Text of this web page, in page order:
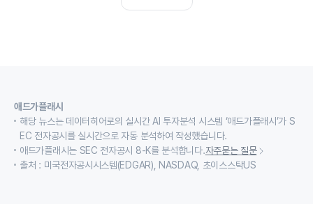
애드가플래시
해당 뉴스는 데이터히어로의 실시간 AI 투자분석 시스템 ‘애드가플래시’가 S
EC 전자공시를 실시간으로 자동 분석하여 작성했습니다.
애드가플래시는 SEC 전자공시 8-K를 분석합니다.자주묻는 질문
출처 : 미국전자공시시스템(EDGAR), NASDAQ, 초이스스탁US